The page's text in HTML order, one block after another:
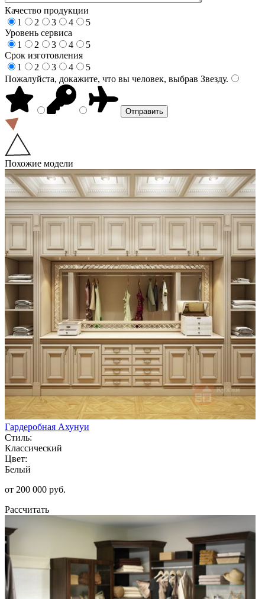
Качество продукции
1
2 3 4
5
Уровень сервиса
1
2 3 4
5
Срок изготовления
1
2 3 4
5
Пожалуйста, докажите, что вы человек, выбрав Звезду.
Похожие модели
Гардеробная Ахунуи
Стиль:
Классический
Цвет:
Белый
от 200 000 руб.
Рассчитать